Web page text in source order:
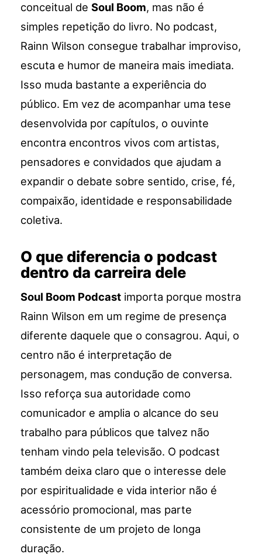
conceitual deSoul Boom, mas não é
simples repetição do livro. No podcast,
Rainn Wilson consegue trabalhar improviso,
escuta e humor de maneira mais imediata.
Isso muda bastante a experiência do
público. Em vez de acompanhar uma tese
desenvolvida por capítulos, o ouvinte
encontra encontros vivos com artistas,
pensadores e convidados que ajudam a
expandir o debate sobre sentido, crise, fé,
compaixão, identidade e responsabilidade
coletiva.
O que diferencia o podcast
dentro da carreira dele
Soul Boom Podcast importa porque mostra
Rainn Wilson em um regime de presença
diferente daquele que o consagrou. Aqui, o
centro não é interpretação de
personagem, mas condução de conversa.
Isso reforça sua autoridade como
comunicador e amplia o alcance do seu
trabalho para públicos que talvez não
tenham vindo pela televisão. O podcast
também deixa claro que o interesse dele
por espiritualidade e vida interior não é
acessório promocional, mas parte
consistente de um projeto de longa
duração.